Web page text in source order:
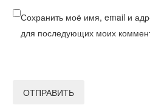
Сохранить моё имя, email и
для последующих моих
ОТПРАВИТЬ